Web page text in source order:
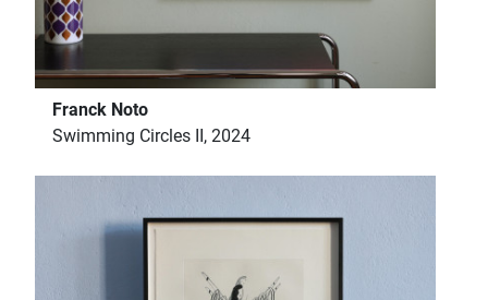
Franck Noto
Swimming Circles II, 2024